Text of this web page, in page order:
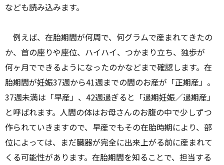
なども読み込みます。
例えば、在胎期間が何周で、何グラムで産まれてきたの
か、首の座りや座位、ハイハイ、つかまり立ち、独歩が
何ヶ月でできるようになったのかなどまで確認します。在
胎期間が妊娠37週から41週までの間のお産が「正期産」。
37週未満は「早産」、42週過ぎると「過期妊娠／過期産」
と呼ばれます。人間の体はお母さんのお腹の中で少しずつ
作られていきますので、早産でもその在胎時期により、部
位によっては、まだ臓器が完全に出来上がる前に産まれて
くる可能性があります。在胎期間を知ることで、担当する